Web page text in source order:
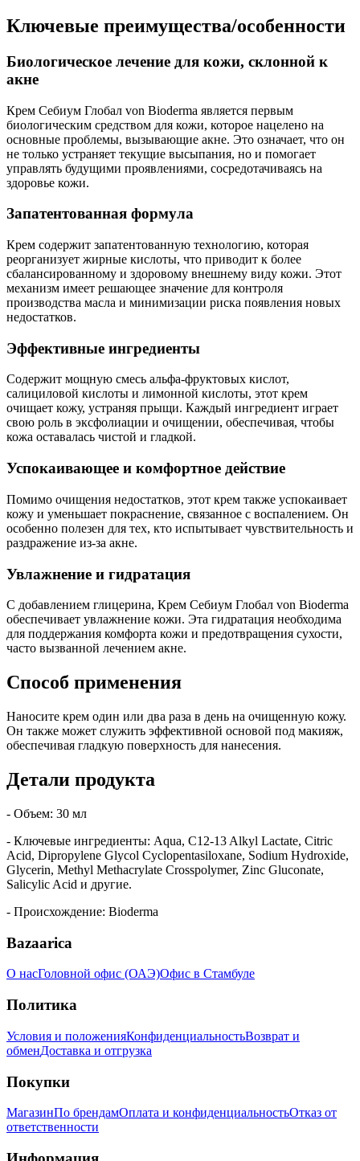
Ключевые преимущества/особенности
Биологическое лечение для кожи, склонной к
акне
Крем Себиум Глобал von Bioderma является первым
биологическим средством для кожи, которое нацелено на
основные проблемы, вызывающие акне. Это означает, что он
не только устраняет текущие высыпания, но и помогает
управлять будущими проявлениями, сосредотачиваясь на
здоровье кожи.
Запатентованная формула
Крем содержит запатентованную технологию, которая
реорганизует жирные кислоты, что приводит к более
сбалансированному и здоровому внешнему виду кожи. Этот
механизм имеет решающее значение для контроля
производства масла и минимизации риска появления новых
недостатков.
Эффективные ингредиенты
Содержит мощную смесь альфа-фруктовых кислот,
салициловой кислоты и лимонной кислоты, этот крем
очищает кожу, устраняя прыщи. Каждый ингредиент играет
свою роль в эксфолиации и очищении, обеспечивая, чтобы
кожа оставалась чистой и гладкой.
Успокаивающее и комфортное действие
Помимо очищения недостатков, этот крем также успокаивает
кожу и уменьшает покраснение, связанное с воспалением. Он
особенно полезен для тех, кто испытывает чувствительность и
раздражение из-за акне.
Увлажнение и гидратация
С добавлением глицерина, Крем Себиум Глобал von Bioderma
обеспечивает увлажнение кожи. Эта гидратация необходима
для поддержания комфорта кожи и предотвращения сухости,
часто вызванной лечением акне.
Способ применения
Наносите крем один или два раза в день на очищенную кожу.
Он также может служить эффективной основой под макияж,
обеспечивая гладкую поверхность для нанесения.
Детали продукта
- Объем: 30 мл
- Ключевые ингредиенты: Aqua, C12-13 Alkyl Lactate, Citric
Acid, Dipropylene Glycol Cyclopentasiloxane, Sodium Hydroxide,
Glycerin, Methyl Methacrylate Crosspolymer, Zinc Gluconate,
Salicylic Acid и другие.
- Происхождение: Bioderma
Bazaarica
О насГоловной офис (ОАЭ)Офис в Стамбуле
Политика
Условия и положенияКонфиденциальностьВозврат и
обменДоставка и отгрузка
Покупки
МагазинПо брендамОплата и конфиденциальностьОтказ от
ответственности